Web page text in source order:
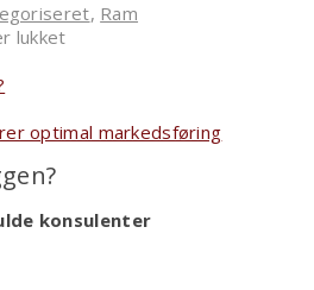
, Ram
lukkettil
salg
optimal markedsføring
konsulenter